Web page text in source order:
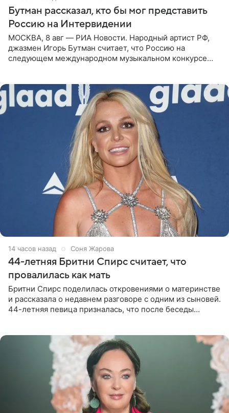
Бутман рассказал, кто бы мог представить
Россию на Интервидении
МОСКВА, 8 авг — РИА Новости. Народный артист РФ,
джазмен Игорь Бутман считает, что Россию на
следующем международном музыкальном конкурсе
14 часов назад Соня Жарова
44-летняя Бритни Спирс считает, что
провалилась как мать
Бритни Спирс поделилась откровениями о материнстве
и рассказала о недавнем разговоре с одним из сыновей.
44-летняя певица призналась, что после беседы